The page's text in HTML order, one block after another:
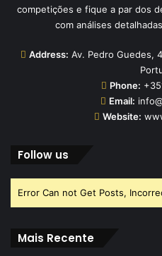
competições e fique a par dos
com análises
Address: Av. Pedro Guedes,
Phone:
Email:
Website:
Follow us
Error Can not Get Posts,
Mais Recente